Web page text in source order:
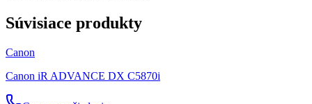
Súvisiace produkty
Canon
Canon iR ADVANCE DX C5870i